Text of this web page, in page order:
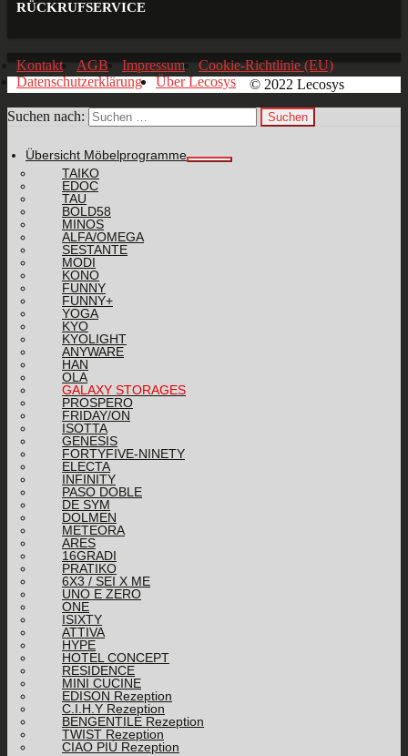
RÜCKRUFSERVICE
Kontakt AGB Impressum
Cookie-Richtlinie (EU)
Datenschutzerklärung
Über Lecosys © 2022 Lecosys
Suchen nach:
Übersicht Möbelprogramme
TAIKO
EDOC
TAU
BOLD58
MINOS
ALFA/OMEGA
SESTANTE
MODI
KONO
FUNNY
FUNNY+
YOGA
KYO
KYOLIGHT
ANYWARE
HAN
OLA
GALAXY STORAGES
PROSPERO
FRIDAY/ON
ISOTTA
GENESIS
FORTYFIVE-NINETY
ELECTA
INFINITY
PASO DOBLE
DE SYM
DOLMEN
METEORA
ARES
16GRADI
PRATIKO
6X3 / SEI X ME
UNO E ZERO
ONE
ISIXTY
ATTIVA
HYPE
HOTEL CONCEPT
RESIDENCE
MINI CUCINE
EDISON Rezeption
C.I.H.Y Rezeption
BENGENTILE Rezeption
TWIST Rezeption
CIAO PIÙ Rezeption